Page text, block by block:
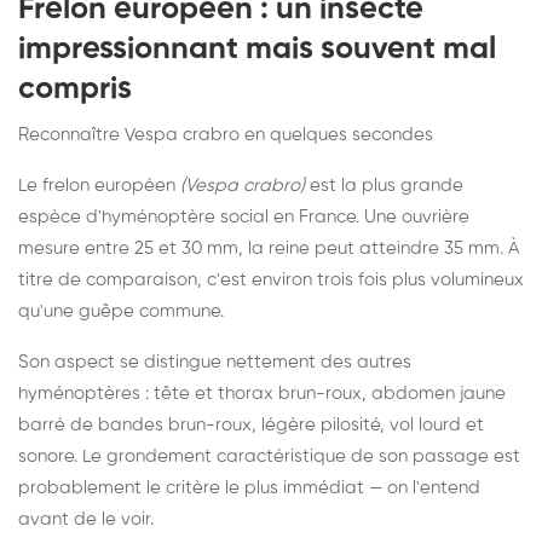
Frelon européen : un insecte
impressionnant mais souvent mal
compris
Reconnaître Vespa crabro en quelques secondes
Le frelon européen (Vespa crabro)est la plus grande
espèce d'hyménoptère social en France. Une ouvrière
mesure entre 25 et 30 mm, la reine peut atteindre 35 mm. À
titre de comparaison, c'est environ trois fois plus volumineux
qu'une guêpe commune.
Son aspect se distingue nettement des autres
hyménoptères : tête et thorax brun-roux, abdomen jaune
barré de bandes brun-roux, légère pilosité, vol lourd et
sonore. Le grondement caractéristique de son passage est
probablement le critère le plus immédiat — on l'entend
avant de le voir.